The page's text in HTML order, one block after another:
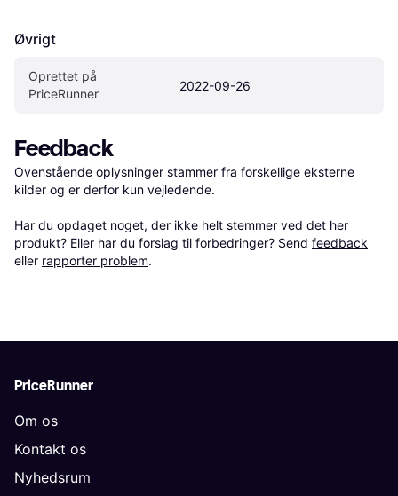
Øvrigt
Oprettet på
PriceRunner
2022-09-26
Feedback
Ovenstående oplysninger stammer fra forskellige eksterne
kilder og er derfor kun vejledende.
Har du opdaget noget, der ikke helt stemmer ved det her
produkt? Eller har du forslag til forbedringer? Send feedback
eller rapporter problem.
PriceRunner
Om os
Kontakt os
Nyhedsrum